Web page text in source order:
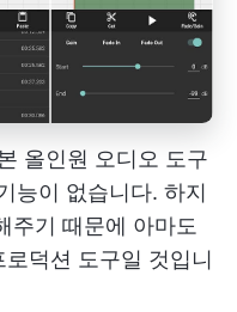
올인원 오디오 도구
능이 없습니다. 하지
주기 때문에 아마도
덕션 도구일 것입니